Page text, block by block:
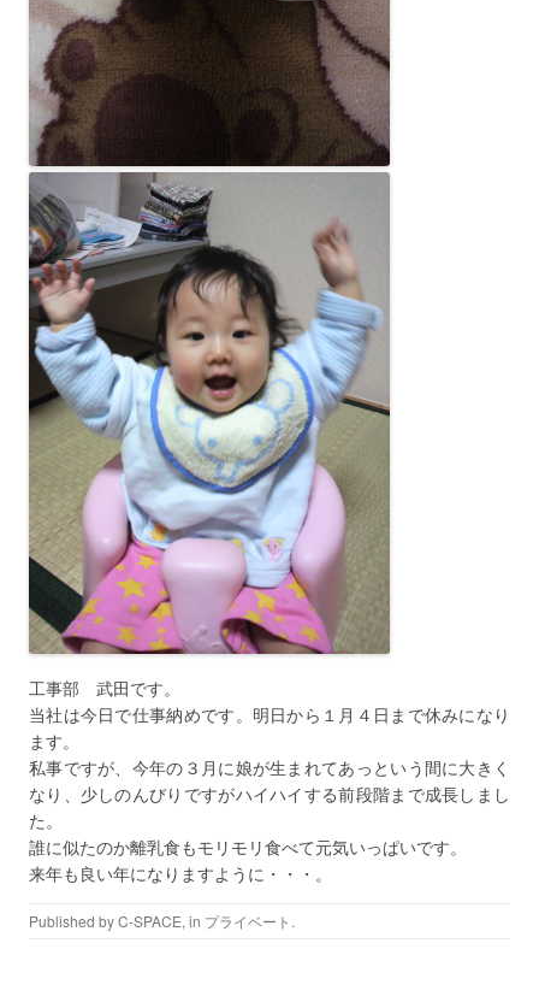
工事部 武田です。
当社は今日で仕事納めです。明日から１月４日まで休みになり
ます。
私事ですが、今年の３月に娘が生まれてあっという間に大きく
なり、少しのんびりですがハイハイする前段階まで成長しまし
た。
誰に似たのか離乳食もモリモリ食べて元気いっぱいです。
来年も良い年になりますように・・・。
Published byC-SPACE, in プライベート .